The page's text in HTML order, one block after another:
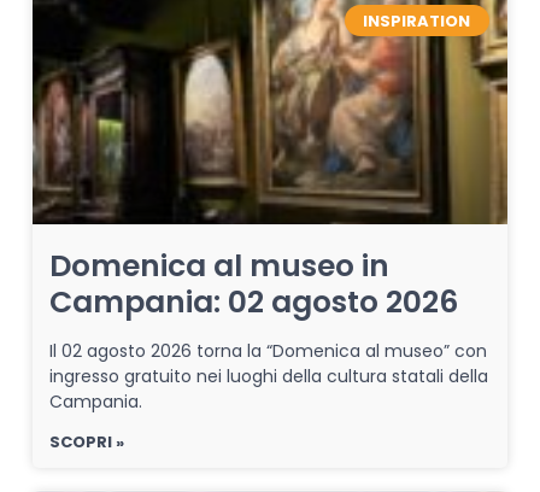
INSPIRATION
Domenica al museo in
Campania: 02 agosto 2026
Il 02 agosto 2026 torna la “Domenica al museo” con
ingresso gratuito nei luoghi della cultura statali della
Campania.
SCOPRI »